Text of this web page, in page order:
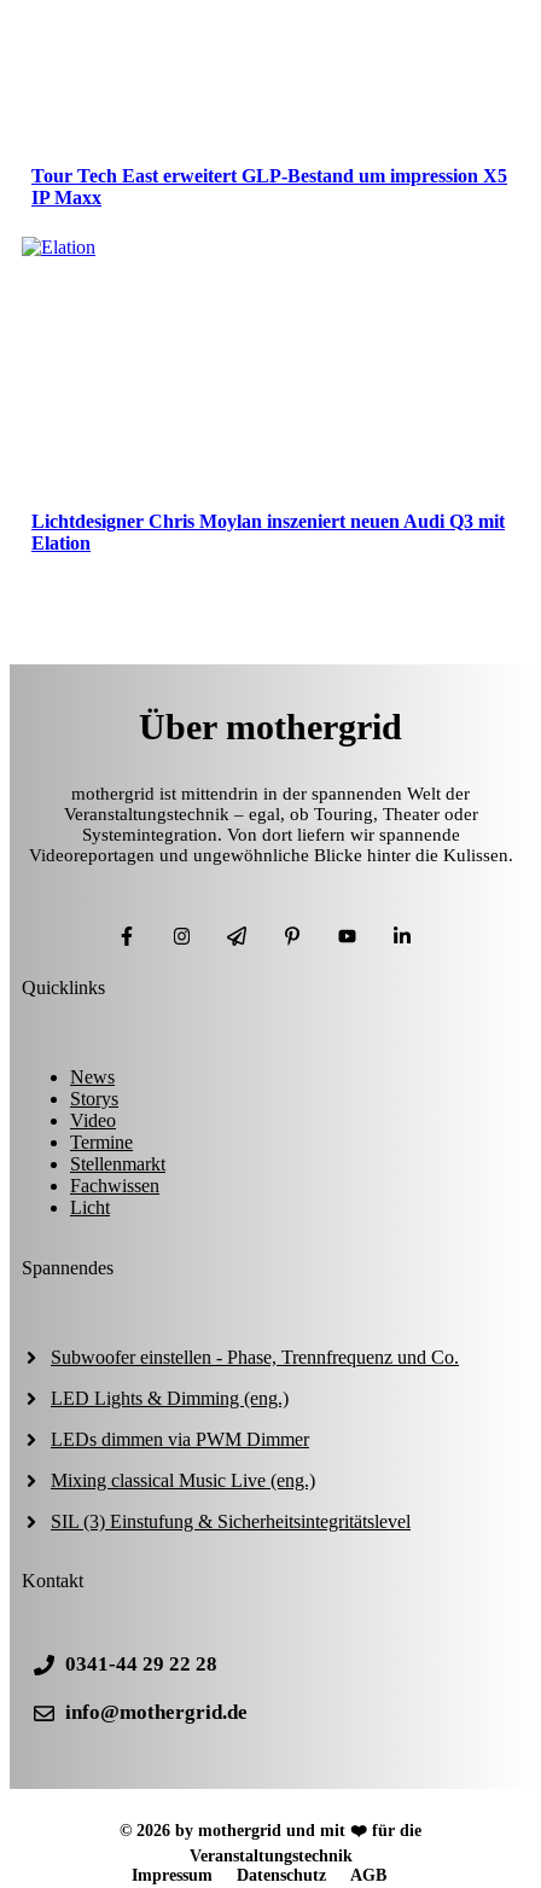
Tour Tech East erweitert GLP-Bestand um impression X5
IP Maxx
Lichtdesigner Chris Moylan inszeniert neuen Audi Q3 mit
Elation
Über mothergrid
mothergrid ist mittendrin in der spannenden Welt der
Veranstaltungstechnik – egal, ob Touring, Theater oder
Systemintegration. Von dort liefern wir spannende
Videoreportagen und ungewöhnliche Blicke hinter die Kulissen.
Quicklinks
News
Storys
Video
Termine
Stellenmarkt
Fachwissen
Licht
Spannendes
Subwoofer einstellen - Phase, Trennfrequenz und Co.
LED Lights & Dimming (eng.)
LEDs dimmen via PWM Dimmer
Mixing classical Music Live (eng.)
SIL (3) Einstufung & Sicherheitsintegritätslevel
Kontakt
0341-44 29 22 28
info@mothergrid.de
© 2026 by mothergrid und mit ❤️ für die
Veranstaltungstechnik
Impressum
Datenschutz AGB